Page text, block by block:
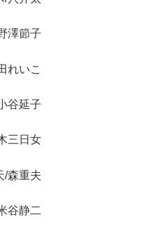
澤節子
れいこ
谷延子
三日女
/森重夫
谷静二